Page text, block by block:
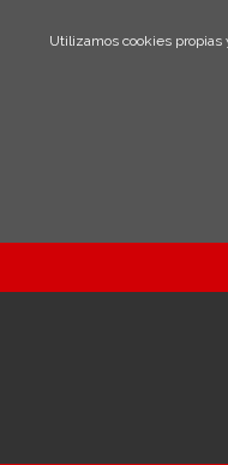
Utilizamos cookies